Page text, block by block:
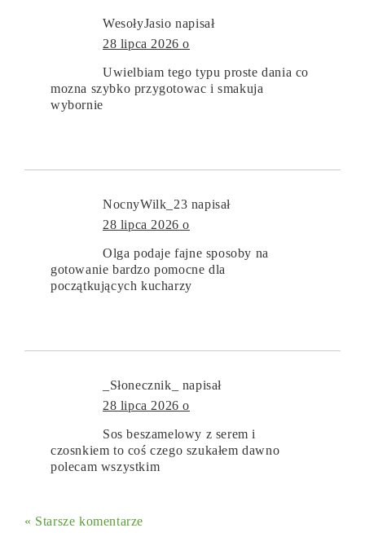
WesołyJasio napisał
28 lipca 2026 o
Uwielbiam tego typu proste dania co
mozna szybko przygotowac i smakuja
wybornie
NocnyWilk_23 napisał
28 lipca 2026 o
Olga podaje fajne sposoby na
gotowanie bardzo pomocne dla
początkujących kucharzy
_Słonecznik_
napisał
28 lipca 2026 o
Sos beszamelowy z serem i
czosnkiem to coś czego szukałem dawno
polecam wszystkim
« Starsze komentarze